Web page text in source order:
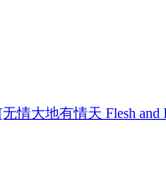
[无情大地有情天 Flesh